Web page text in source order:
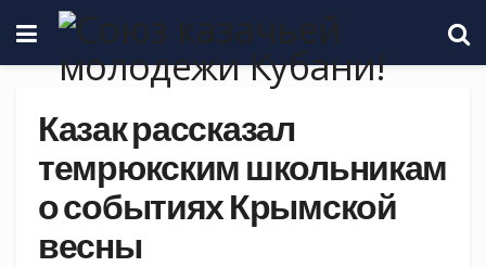
Казак рассказал
темрюкским школьникам
о событиях Крымской
весны